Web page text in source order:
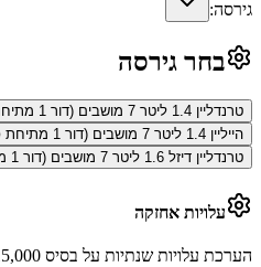
גירסה:
בחר גירסה
טרנדליין 1.4 ליטר 7 מושבים (דור 1 מתיחת פנים)
הייליין 1.4 ליטר 7 מושבים (דור 1 מתיחת פנים)
טרנדליין דיזל 1.6 ליטר 7 מושבים (דור 1 מתיחת פנים)
עלויות אחזקה
הערכת עלויות שנתיות על בסיס 15,000 ק״מ בשנה